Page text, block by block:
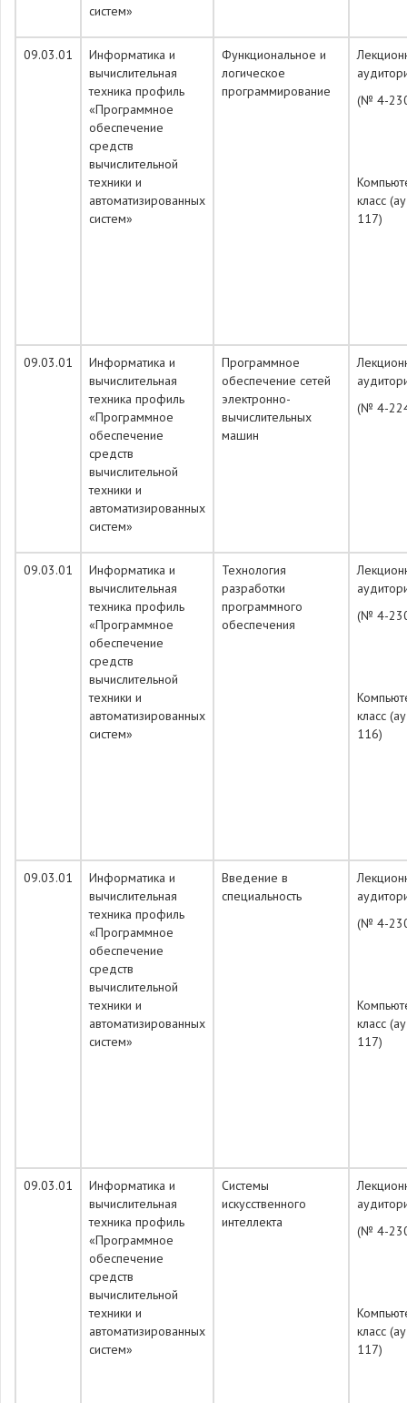
систем»
09.03.01
Информатика и
вычислительная
техника профиль
«Программное
обеспечение
средств
вычислительной
техники и
автоматизированных
систем»
Функциональное и
логическое
программирование
(№ 4-
класс
117)
09.03.01
Информатика и
вычислительная
техника профиль
«Программное
обеспечение
средств
вычислительной
техники и
автоматизированных
систем»
Программное
обеспечение сетей
электронно-
вычислительных
машин
(№ 4-
09.03.01
Информатика и
вычислительная
техника профиль
«Программное
обеспечение
средств
вычислительной
техники и
автоматизированных
систем»
Технология
разработки
программного
обеспечения
(№ 4-
класс
116)
09.03.01
Информатика и
вычислительная
техника профиль
«Программное
обеспечение
средств
вычислительной
техники и
автоматизированных
систем»
Введение в
специальность
(№ 4-
класс
117)
09.03.01
Информатика и
вычислительная
техника профиль
«Программное
обеспечение
средств
вычислительной
техники и
автоматизированных
систем»
Системы
искусственного
интеллекта
(№ 4-
класс
117)